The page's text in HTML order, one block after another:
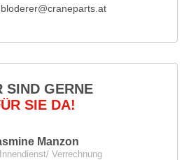
SIND GERNE
SIE DA!
Manzon
Verrechnung